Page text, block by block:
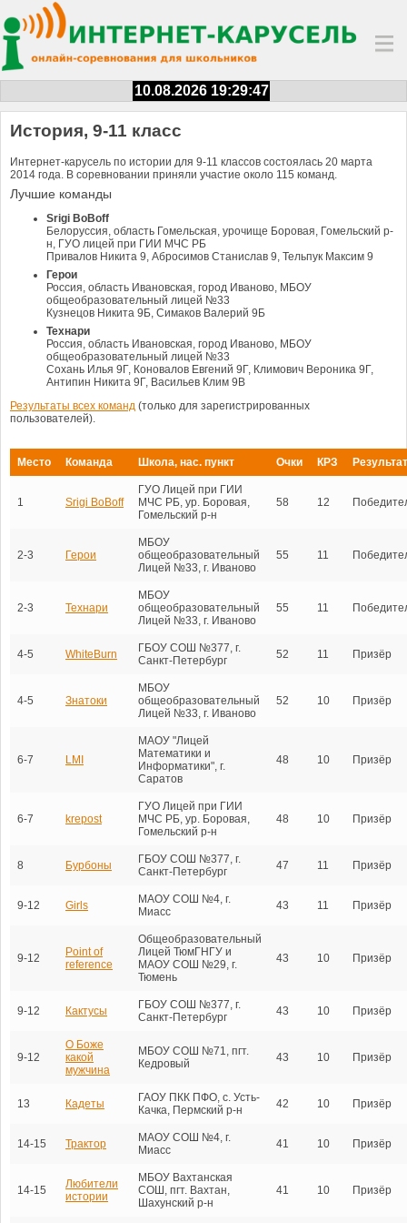
10.08.2026 19:29:47
История, 9-11 класс
Интернет-карусель по истории для 9-11 классов состоялась 20 марта
2014 года. В соревновании приняли участие около 115 команд.
Лучшие команды
Srigi BoBoff
Белоруссия, область Гомельская, урочище Боровая, Гомельский р-
н, ГУО лицей при ГИИ МЧС РБ
Привалов Никита 9, Абросимов Станислав 9, Тельпук Максим 9
Герои
Россия, область Ивановская, город Иваново, МБОУ
общеобразовательный лицей №33
Кузнецов Никита 9Б, Симаков Валерий 9Б
Технари
Россия, область Ивановская, город Иваново, МБОУ
общеобразовательный лицей №33
Сохань Илья 9Г, Коновалов Евгений 9Г, Климович Вероника 9Г,
Антипин Никита 9Г, Васильев Клим 9В
Результаты всех команд (только для зарегистрированных
пользователей).
Место Команда Школа, нас. пункт Очки КРЗ Результат
1 Srigi BoBoff
ГУО Лицей при ГИИ
МЧС РБ, ур. Боровая,
Гомельский р-н
58 12
2-3 Герои
МБОУ
общеобразовательный
Лицей №33, г. Иваново
55 11
2-3 Технари
МБОУ
общеобразовательный
Лицей №33, г. Иваново
55 11
4-5 WhiteBurn
ГБОУ СОШ №377, г.
Санкт-Петербург
52 11 Призёр
4-5 Знатоки
МБОУ
общеобразовательный
Лицей №33, г. Иваново
52 10 Призёр
6-7 LMI
МАОУ "Лицей
Математики и
Информатики", г.
Саратов
48 10 Призёр
6-7 krepost
ГУО Лицей при ГИИ
МЧС РБ, ур. Боровая,
Гомельский р-н
48 10 Призёр
8 Бурбоны
ГБОУ СОШ №377, г.
Санкт-Петербург
47 11 Призёр
9-12 Girls
МАОУ СОШ №4, г.
Миасс
43 11 Призёр
9-12
Point of
reference
Общеобразовательный
Лицей ТюмГНГУ и
МАОУ СОШ №29, г.
Тюмень
43 10 Призёр
9-12 Кактусы
ГБОУ СОШ №377, г.
Санкт-Петербург
43 10 Призёр
9-12
О Боже
какой
мужчина
МБОУ СОШ №71, пгт.
Кедровый
43 10 Призёр
13 Кадеты
ГАОУ ПКК ПФО, с. Усть-
Качка, Пермский р-н
42 10 Призёр
14-15 Трактор
МАОУ СОШ №4, г.
Миасс
41 10 Призёр
14-15
Любители
истории
МБОУ Вахтанская
СОШ, пгт. Вахтан,
Шахунский р-н
41 10 Призёр